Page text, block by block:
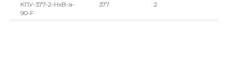
КПУ-377-2-HxB-a-
90-F
377 2